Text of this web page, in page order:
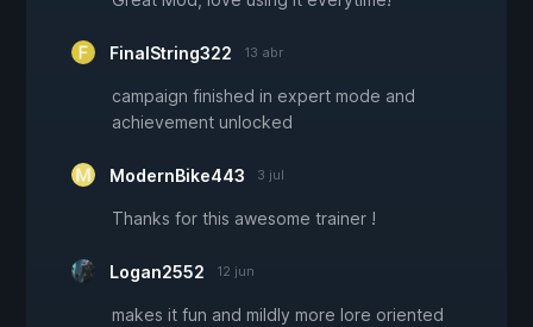
FinalString322 13 abr
campaign finished in expert mode and
achievement unlocked
ModernBike443 3 jul
Thanks for this awesome trainer !
Logan2552 12 jun
makes it fun and mildly more lore oriented